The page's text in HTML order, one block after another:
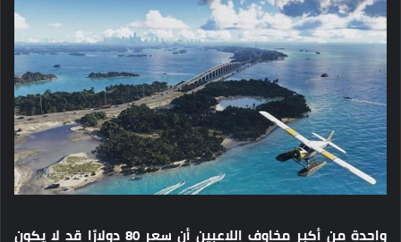
واحدة من أكبر مخاوف اللاعبين أن سعر 80 دولارًا قد لا يكون